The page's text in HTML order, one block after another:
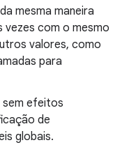
mesma maneira
vezes com o mesmo
valores, como
para
sem efeitos
de
globais.